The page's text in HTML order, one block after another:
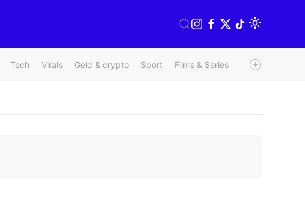
Tech Virals Geld & crypto Sport Films & Series Radio & TV